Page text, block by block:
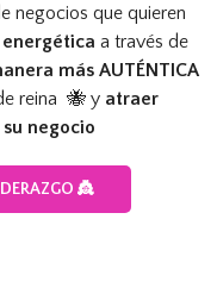
negocios que quieren
a través de
más AUTÉNTICA
reina 🐝 y atraer
negocio
👸